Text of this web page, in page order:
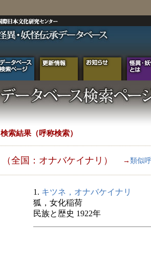
検索結果（呼称検索）
（全国：オナバケイナリ） → 類似
1. キツネ，オナバケイナリ
狐，女化稲荷
民族と歴史 1922年